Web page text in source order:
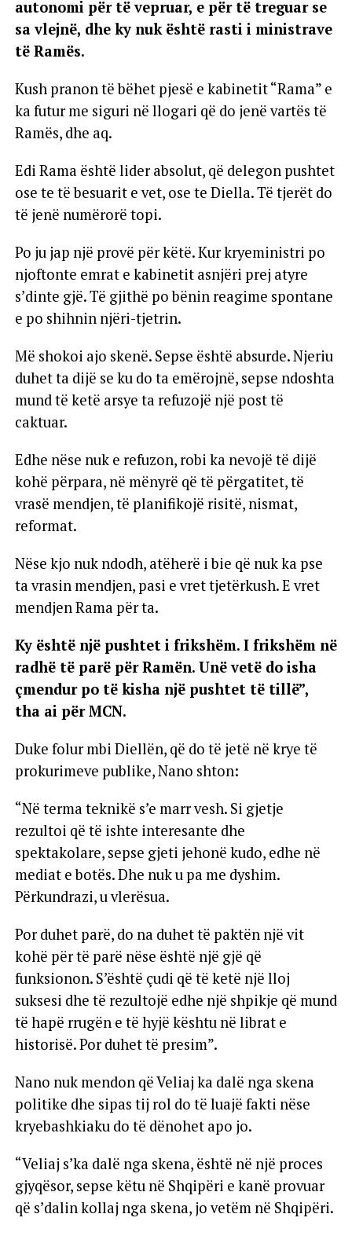
autonomi për të vepruar, e për të treguar se
sa vlejnë, dhe ky nuk është rasti i ministrave
të Ramës.
Kush pranon të bëhet pjesë e kabinetit “Rama” e
ka futur me siguri në llogari që do jenë vartës të
Ramës, dhe aq.
Edi Rama është lider absolut, që delegon pushtet
ose te të besuarit e vet, ose te Diella. Të tjerët do
të jenë numërorë topi.
Po ju jap një provë për këtë. Kur kryeministri po
njoftonte emrat e kabinetit asnjëri prej atyre
s’dinte gjë. Të gjithë po bënin reagime spontane
e po shihnin njëri-tjetrin.
Më shokoi ajo skenë. Sepse është absurde. Njeriu
duhet ta dijë se ku do ta emërojnë, sepse ndoshta
mund të ketë arsye ta refuzojë një post të
caktuar.
Edhe nëse nuk e refuzon, robi ka nevojë të dijë
kohë përpara, në mënyrë që të përgatitet, të
vrasë mendjen, të planifikojë risitë, nismat,
reformat.
Nëse kjo nuk ndodh, atëherë i bie që nuk ka pse
ta vrasin mendjen, pasi e vret tjetërkush. E vret
mendjen Rama për ta.
Ky është një pushtet i frikshëm. I frikshëm në
radhë të parë për Ramën. Unë vetë do isha
çmendur po të kisha një pushtet të tillë”,
tha ai për MCN.
Duke folur mbi Diellën, që do të jetë në krye të
prokurimeve publike, Nano shton:
“Në terma teknikë s’e marr vesh. Si gjetje
rezultoi që të ishte interesante dhe
spektakolare, sepse gjeti jehonë kudo, edhe në
mediat e botës. Dhe nuk u pa me dyshim.
Përkundrazi, u vlerësua.
Por duhet parë, do na duhet të paktën një vit
kohë për të parë nëse është një gjë që
funksionon. S’është çudi që të ketë një lloj
suksesi dhe të rezultojë edhe një shpikje që mund
të hapë rrugën e të hyjë kështu në librat e
historisë. Por duhet të presim”.
Nano nuk mendon që Veliaj ka dalë nga skena
politike dhe sipas tij rol do të luajë fakti nëse
kryebashkiaku do të dënohet apo jo.
“Veliaj s’ka dalë nga skena, është në një proces
gjyqësor, sepse këtu në Shqipëri e kanë provuar
që s’dalin kollaj nga skena, jo vetëm në Shqipëri.